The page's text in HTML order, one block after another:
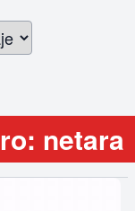
netara